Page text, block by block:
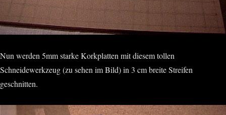
Nun werden 5mm starke Korkplatten mit diesem tollen
Schneidewerkzeug (zu sehen im Bild) in 3 cm breite Streifen
geschnitten.